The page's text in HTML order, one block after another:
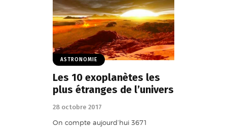
ASTRONOMIE
Les 10 exoplanètes les
plus étranges de l’univers
28 octobre 2017
On compte aujourd’hui 3671